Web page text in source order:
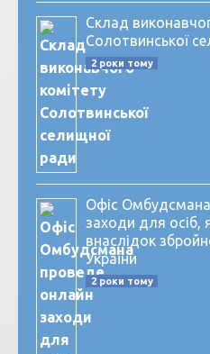
Склад
Солотвинської
2 роки тому
Офіс
заходи для осіб,
внаслідок
України
2 роки тому